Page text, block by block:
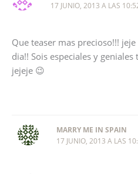
17 JUNIO, 2013 A LAS
Que teaser mas precioso!!!
dia!! Sois especiales y
jejeje 😉
MARRY ME IN SPAIN
17 JUNIO, 2013 A LAS